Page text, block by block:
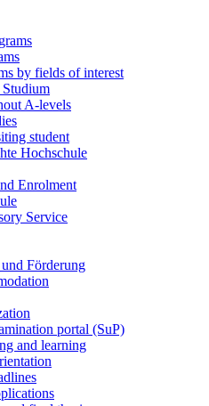
by fields of interest
A-levels
student
Hochschule
Enrolment
Service
Förderung
portal (SuP)
and learning